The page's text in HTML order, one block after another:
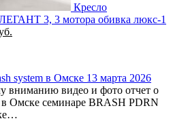
Кресло
3, 3 мотора обивка люкс-1
руб..
system в Омске 13 марта 2026
вниманию видео и фото отчет о
Омске семинаре BRASH PDRN